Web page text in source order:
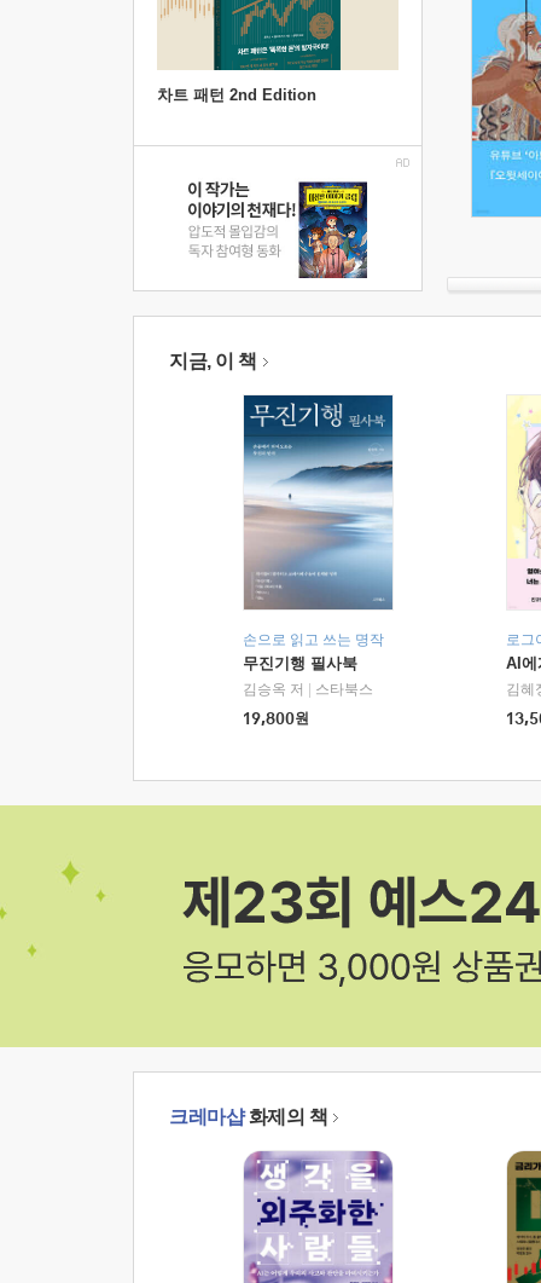
차트 패턴 2nd Edition
지금, 이 책
손으로 읽고 쓰는 명작
무진기행 필사북
김승옥 저
스타북스
19,800원
로그
AI에
김혜
크레마샵화제의 책